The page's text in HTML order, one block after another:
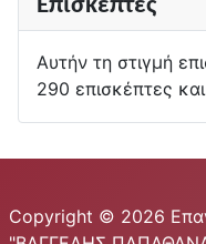
Επισκέπτες
Αυτήν τη στιγμή
290 επισκέπτες
Copyright © 2026